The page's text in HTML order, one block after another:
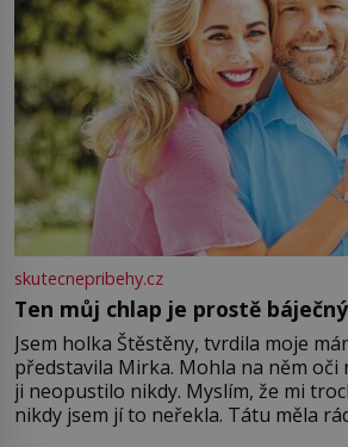
skutecnepribehy.cz
Ten můj chlap je prostě báječný
Jsem holka Štěstěny, tvrdila moje
představila Mirka. Mohla na něm oči
ji neopustilo nikdy. Myslím, že mi
nikdy jsem jí to neřekla. Tátu měla